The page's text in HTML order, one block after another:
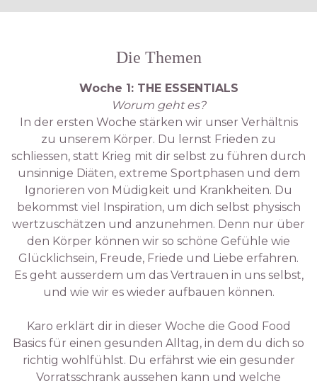
Die Themen
Woche 1: THE ESSENTIALS
Worum geht es?
In der ersten Woche stärken wir unser Verhältnis
zu unserem Körper. Du lernst Frieden zu
schliessen, statt Krieg mit dir selbst zu führen durch
unsinnige Diäten, extreme Sportphasen und dem
Ignorieren von Müdigkeit und Krankheiten. Du
bekommst viel Inspiration, um dich selbst physisch
wertzuschätzen und anzunehmen. Denn nur über
den Körper können wir so schöne Gefühle wie
Glücklichsein, Freude, Friede und Liebe erfahren.
Es geht ausserdem um das Vertrauen in uns selbst,
und wie wir es wieder aufbauen können.
Karo erklärt dir in dieser Woche die Good Food
Basics für einen gesunden Alltag, in dem du dich so
richtig wohlfühlst. Du erfährst wie ein gesunder
Vorratsschrank aussehen kann und welche